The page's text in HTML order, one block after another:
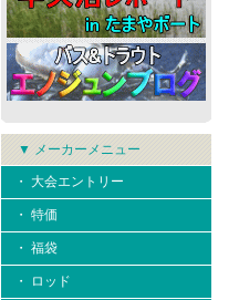
▼ メーカーメニュー
・ 大会エントリー
・ 特価
・ 福袋
・ ロッド